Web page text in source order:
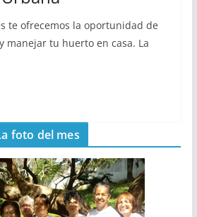
te ofrecemos la oportunidad de
manejar tu huerto en casa. La
foto del mes